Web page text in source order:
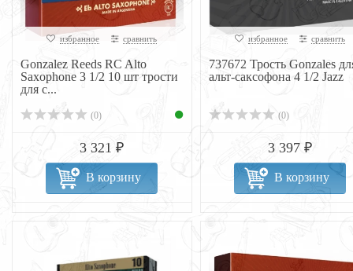
избранное сравнить
Gonzalez Reeds RC Alto
Saxophone 3 1/2 10 шт трости
для с...
(0)
3 321 ₽
В корзину
избранное сравнить
737672 Трость Gonzales
альт-саксофона 4 1/2 Jazz
(0)
3 397 ₽
В корзину